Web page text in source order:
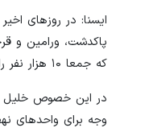
که جمعا ۱۰ هزار نفر را شامل خواهد شد.
در این خصوص خلیل
وجه برای واحدهای